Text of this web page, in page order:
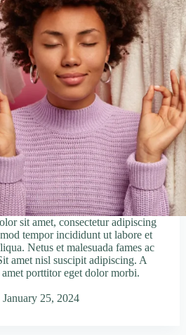
sit amet, consectetur adipiscing
tempor incididunt ut labore et
Netus et malesuada fames ac
amet nisl suscipit adipiscing. A
amet porttitor eget dolor morbi.
January 25, 2024